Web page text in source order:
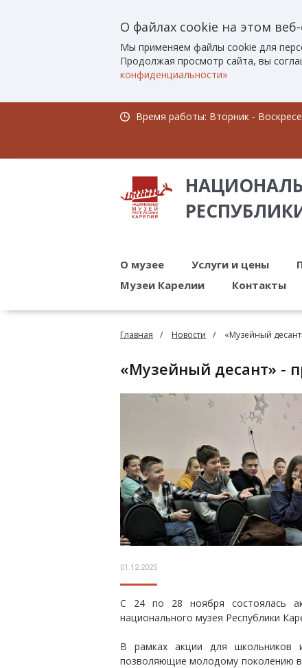
О файлах cookie на этом веб-
Мы применяем файлы cookie для
Продолжая просмотр сайта, вы
конфиденциальности»
Время работы: Вторник -
О музее Услуги и цены
Музеи Карелии
Контакты
Главная Новости «Музейный
«Музейный десант»
01.12.2025
С 24 по 28 ноября состоялась
национального музея Республики
В рамках акции для школьников
позволяющие молодому поколению в